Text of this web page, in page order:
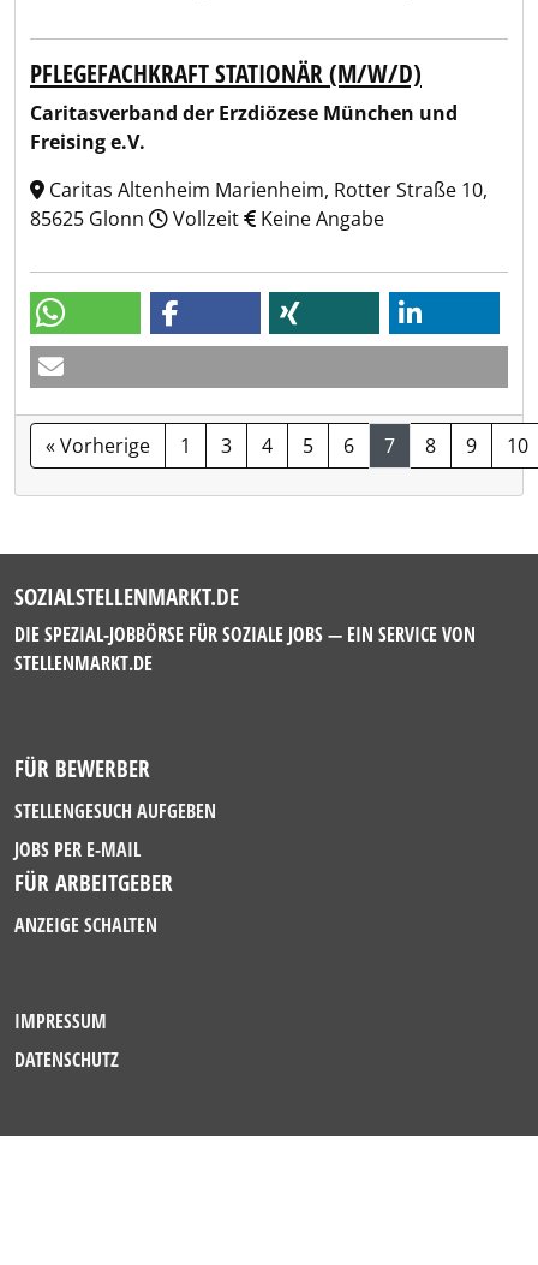
PFLEGEFACHKRAFT STATIONÄR (M/W/D)
Caritasverband der Erzdiözese München und
Freising e.V.
Caritas Altenheim Marienheim, Rotter Straße 10,
85625 Glonn
Vollzeit Keine Angabe
« Vorherige 1 3 4 5 6 7 8 9 10
SOZIALSTELLENMARKT.DE
DIE SPEZIAL-JOBBÖRSE FÜR SOZIALE JOBS — EIN SERVICE VON
STELLENMARKT.DE
FÜR BEWERBER
STELLENGESUCH AUFGEBEN
JOBS PER E-MAIL
FÜR ARBEITGEBER
ANZEIGE SCHALTEN
IMPRESSUM
DATENSCHUTZ